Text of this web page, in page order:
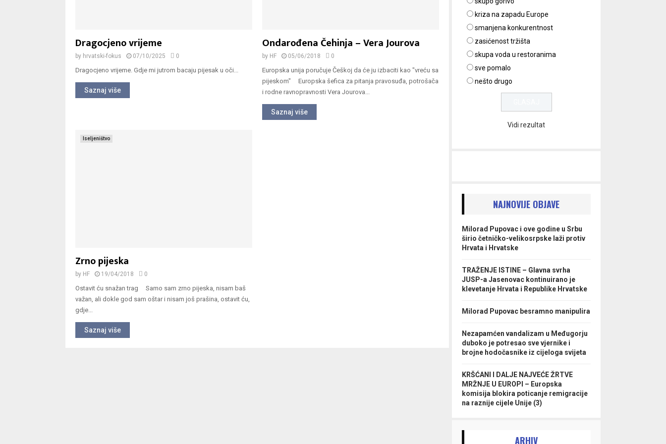
Dragocjeno vrijeme
by hrvatski-fokus 07/10/2025 0
Dragocjeno vrijeme. Gdje mi jutrom bacaju pijesak u oči...
Saznaj više
Ondarođena Čehinja – Vera Jourova
by HF 05/06/2018 0
Europska unija poručuje Češkoj da će ju izbaciti kao "vreću sa
pijeskom" Europska šefica za pitanja pravosuđa, potrošača
i rodne ravnopravnosti Vera Jourova...
Saznaj više
Iseljeništvo
Zrno pijeska
by HF 19/04/2018 0
Ostavit ću snažan trag Samo sam zrno pijeska, nisam baš
važan, ali dokle god sam oštar i nisam još prašina, ostavit ću,
gdje...
Saznaj više
kriza na zapadu Europe
smanjena konkurentnost
zasićenost tržišta
skupa voda u restoranima
sve pomalo
nešto drugo
Vidi rezultat
NAJNOVIJE OBJAVE
Milorad Pupovac i ove godine u Srbu
širio četničko-velikosrpske laži protiv
Hrvata i Hrvatske
TRAŽENJE ISTINE – Glavna svrha
JUSP-a Jasenovac kontinuirano je
klevetanje Hrvata i Republike Hrvatske
Milorad Pupovac besramno manipulira
Nezapamćen vandalizam u Međugorju
duboko je potresao sve vjernike i
brojne hodočasnike iz cijeloga svijeta
KRŠĆANI I DALJE NAJVEĆE ŽRTVE
MRŽNJE U EUROPI – Europska
komisija blokira poticanje remigracije
na raznije cijele Unije (3)
ARHIV